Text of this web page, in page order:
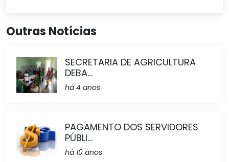
Outras Notícias
SECRETARIA DE AGRICULTURA
DEBA...
há 4 anos
PAGAMENTO DOS SERVIDORES
PÚBLI...
há 10 anos